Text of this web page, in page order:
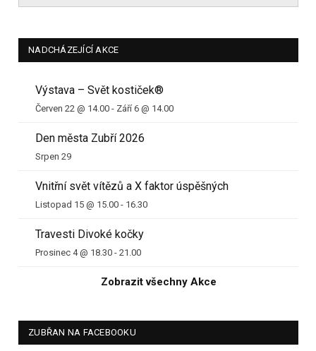
NADCHÁZEJÍCÍ AKCE
Výstava – Svět kostiček®
Červen 22 @ 14.00 - Září 6 @ 14.00
Den města Zubří 2026
Srpen 29
Vnitřní svět vítězů a X faktor úspěšných
Listopad 15 @ 15.00 - 16.30
Travesti Divoké kočky
Prosinec 4 @ 18.30 - 21.00
Zobrazit všechny Akce
ZUBŘAN NA FACEBOOKU